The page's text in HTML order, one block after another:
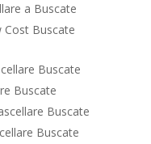
a Buscate
Cost Buscate
Buscate
Buscate
Buscate
Buscate